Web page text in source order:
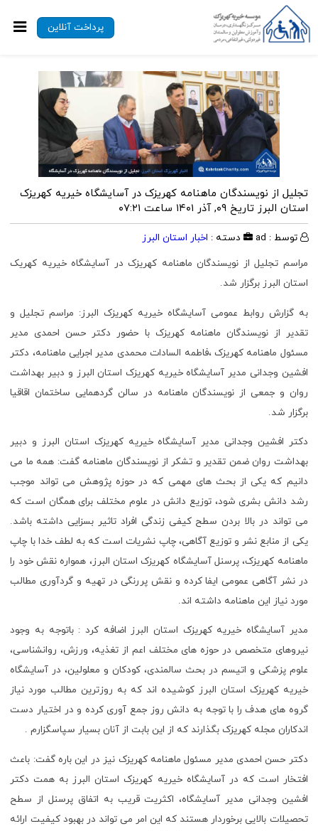
پرداخت آنلاین
تجلیل از نویسندگان ماهنامه کهریزک در آسایشگاه خیریه کهریزک
استان البرزتاریخ ۰۹, آذر ۱۴۰۱ ساعت ۰۷:۲۱
توسط : ad دسته : اخبار استان البرز
مراسم تجلیل از نویسندگان ماهنامه کهریزک در آسایشگاه خیریه کهریک
استان البرز برگزار شد.
به گزارش روابط عمومی آسایشگاه خیریه کهریزک البرز: مراسم تجلیل و
تقدیر از نویسندگان ماهنامه کهریزک با حضور دکتر حسن احمدی مدیر
مسئول ماهنامه کهریزک ،فاطمه السادات محمدی مدیر اجرایی ماهنامه، دکتر
افشین وجدانی مدیر آسایشگاه خیریه کهریزک استان البرز و دبیر بهداشت
روان و جمعی از نویسندگان ماهنامه در سالن گردهمایی ساختمان اقاقیا
برگزار شد.
دکتر افشین وجدانی مدیر آسایشگاه خیریه کهریزک استان البرز و دبیر
بهداشت روان ضمن تقدیر و تشکر از نویسندگان ماهنامه گفت: همه ما می
دانیم که یکی از بحث های مهمی که در حوزه پژوهش می تواند موجب
رشد دانش بشری شود، توزیع دانش در علوم مختلف برای همگان است که
می تواند در بالا بردن سطح کیفی زندگی افراد تاثیر بسزایی داشته باشد.
یکی از منابع نشر و توزیع آگاهی، چاپ نشریات است که به لطف خدا با چاپ
ماهنامه کهریزک، پرسنل آسایشگاه کهریزک استان البرز، همواره نقش خود را
در نشر آگاهی عمومی ایفا کرده و نقش پررنگی در تهیه و گردآوری مطالب
مورد نیاز این ماهنامه داشته اند.
مدیر آسایشگاه خیریه کهریزک استان البرز اضافه کرد : باتوجه به وجود
نیروهای متخصص در حوزه های مختلف اعم از تغذیه، ورزش، روانشناسی،
علوم پزشکی و اتیسم در بحث سالمندی، کودکان و معلولین، در آسایشگاه
خیریه کهریزک استان البرز کوشیده اند که به روزترین مطالب مورد نیاز
گروه های هدف را با توجه به دانش روز جمع آوری کرده و در اختیار دست
اندکاران مجله کهریزک بگذارند که از این بابت از آنان بسیار سپاسگزارم .
دکتر حسن احمدی مدیر مسئول ماهنامه کهریزک نیز در این باره گفت: باعث
افتخار است که در آسایشگاه خیریه کهریزک استان البرز به همت دکتر
افشین وجدانی مدیر آسایشگاه، اکثریت قریب به اتفاق پرسنل از سطح
تحصیلات بالایی برخوردار هستند که این امر می تواند در بهبود کیفیت ارائه